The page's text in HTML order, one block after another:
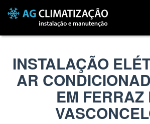
INSTALAÇÃO
AR
EM FERRAZ